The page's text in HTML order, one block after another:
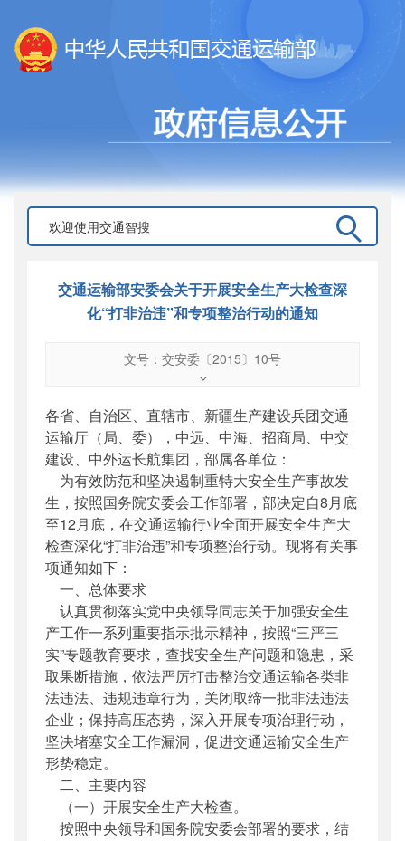
交通运输部安委会关于开展安全生产大检查深
化“打非治违”和专项整治行动的通知
文号：交安委〔2015〕10号
交安委〔2015〕10号
公开日期：2015年08月21日
主题词： 安全生产大检查;打非治违;专项整治
机构分类：安全与质量监督管理司
主题分类：安全质量
公文类型：其他
各省、自治区、直辖市、新疆生产建设兵团交通
运输厅（局、委），中远、中海、招商局、中交
建设、中外运长航集团，部属各单位：
为有效防范和坚决遏制重特大安全生产事故发
生，按照国务院安委会工作部署，部决定自8月底
至12月底，在交通运输行业全面开展安全生产大
检查深化“打非治违”和专项整治行动。现将有关事
项通知如下：
一、总体要求
认真贯彻落实党中央领导同志关于加强安全生
产工作一系列重要指示批示精神，按照“三严三
实”专题教育要求，查找安全生产问题和隐患，采
取果断措施，依法严厉打击整治交通运输各类非
法违法、违规违章行为，关闭取缔一批非法违法
企业；保持高压态势，深入开展专项治理行动，
坚决堵塞安全工作漏洞，促进交通运输安全生产
形势稳定。
二、主要内容
（一）开展安全生产大检查。
按照中央领导和国务院安委会部署的要求，结